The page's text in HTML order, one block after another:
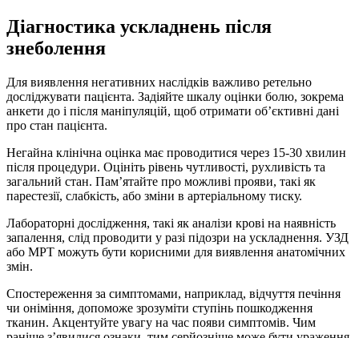
Діагностика ускладнень після
знеболення
Для виявлення негативних наслідків важливо ретельно
досліджувати пацієнта. Задіяйте шкалу оцінки болю, зокрема
анкети до і після маніпуляцій, щоб отримати об’єктивні дані
про стан пацієнта.
Негайна клінічна оцінка має проводитися через 15-30 хвилин
після процедури. Оцініть рівень чутливості, рухливість та
загальний стан. Пам’ятайте про можливі прояви, такі як
парестезії, слабкість, або зміни в артеріальному тиску.
Лабораторні дослідження, такі як аналізи крові на наявність
запалення, слід проводити у разі підозри на ускладнення. УЗД
або МРТ можуть бути корисними для виявлення анатомічних
змін.
Спостереження за симптомами, наприклад, відчуття печіння
чи оніміння, допоможе зрозуміти ступінь пошкодження
тканин. Акцентуйте увагу на час появи симптомів. Чим